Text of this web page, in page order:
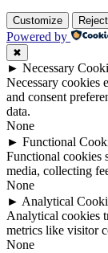
Customize Reject
Powered by
✖
► Necessary
Necessary cookies
and consent
data.
None
► Functional
Functional cookies
media, collecting
None
► Analytical
Analytical cookies
metrics like visitor
None